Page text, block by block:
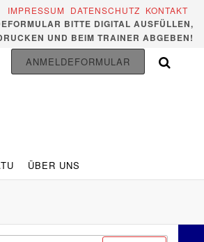
IMPRESSUM DATENSCHUTZ KONTAKT
BITTE DIGITAL AUSFÜLLEN,
UND BEIM TRAINER ABGEBEN!
ANMELDEFORMULAR
ÜBER UNS